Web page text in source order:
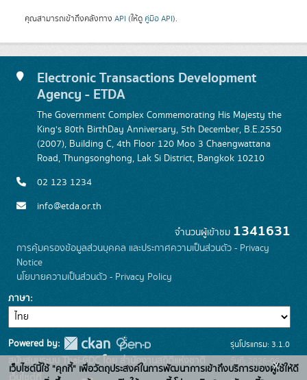
คุณสามารถเข้าถึงคลังทาง API (ให้ดู คู่มือ API).
Electronic Transactions Development
Agency - ETDA
The Government Complex Commemorating His Majesty the
King's 80th BirthDay Anniversary, 5th December, B.E.2550
(2007), Building C, 4th Floor 120 Moo 3 Chaengwattana
Road, Thungsonghong, Lak Si District, Bangkok 10210
02 123 1234
info@etda.or.th
จำนวนผู้เข้าชม 1341631
การคุ้มครองข้อมูลส่วนบุคคล และประกาศความเป็นส่วนตัว - Privacy
Notice
นโยบายความเป็นส่วนตัว - Privacy Policy
ภาษา
Powered by:
สนับสนุนระบบ Thai-GDC โดย สำนักงานสถิติแห่งชาติ
รุ่นโปรแกรม: 3.1.0
วันที่: 2026-06-
เว็บไซต์นี้ใช้ "คุกกี้" เพื่อวัตถุประสงค์ในการพัฒนาการเข้าถึงบริการของผู้ใช้ให้ดี
x